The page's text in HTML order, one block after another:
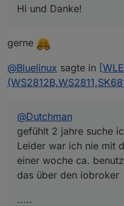
deinen adapter
danke für die
Hi und Danke!
gerne
@Bluelinux sagte in
@Dutchman
gefühlt 2 jahre suche
Leider war ich nie mit
einer woche ca.
das über den iobroker
.....